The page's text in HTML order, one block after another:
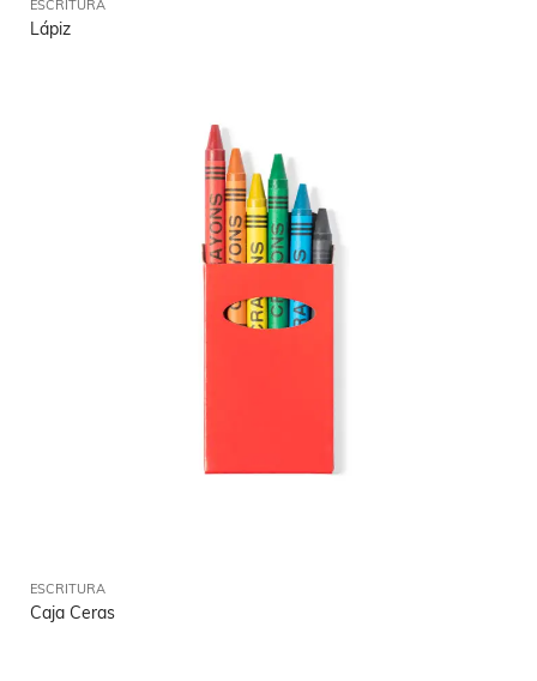
ESCRITURA
Lápiz
ESCRITURA
Caja Ceras